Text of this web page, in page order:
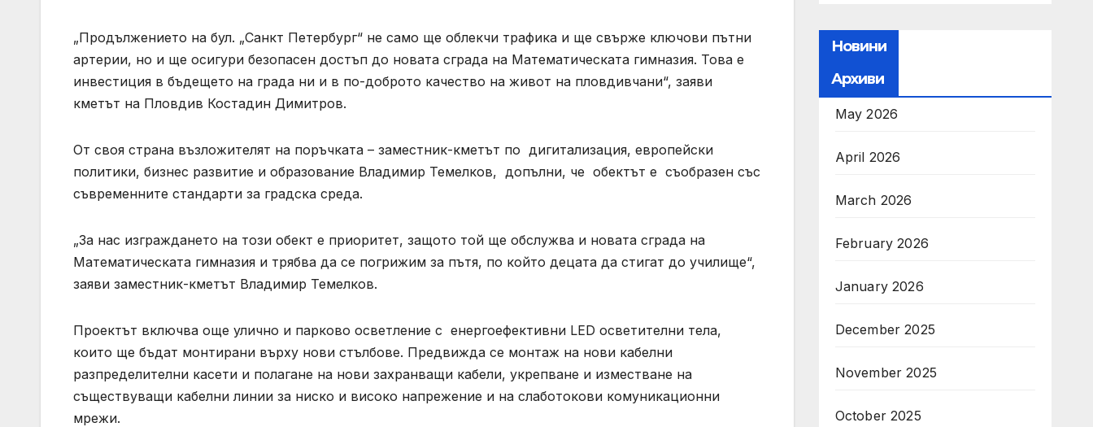
„Продължението на бул. „Санкт Петербург“ не само ще облекчи трафика и ще свърже ключови пътни
артерии, но и ще осигури безопасен достъп до новата сграда на Математическата гимназия. Това е
инвестиция в бъдещето на града ни и в по-доброто качество на живот на пловдивчани“, заяви
кметът на Пловдив Костадин Димитров.
От своя страна възложителят на поръчката – заместник-кметът по дигитализация, европейски
политики, бизнес развитие и образование Владимир Темелков, допълни, че обектът е съобразен със
съвременните стандарти за градска среда.
„За нас изграждането на този обект е приоритет, защото той ще обслужва и новата сграда на
Математическата гимназия и трябва да се погрижим за пътя, по който децата да стигат до училище“,
заяви заместник-кметът Владимир Темелков.
Проектът включва още улично и парково осветление с енергоефективни LED осветителни тела,
които ще бъдат монтирани върху нови стълбове. Предвижда се монтаж на нови кабелни
разпределителни касети и полагане на нови захранващи кабели, укрепване и изместване на
съществуващи кабелни линии за ниско и високо напрежение и на слаботокови комуникационни
мрежи.
Новини
Архиви
May 2026
April 2026
March 2026
February 2026
January 2026
December 2025
November 2025
October 2025